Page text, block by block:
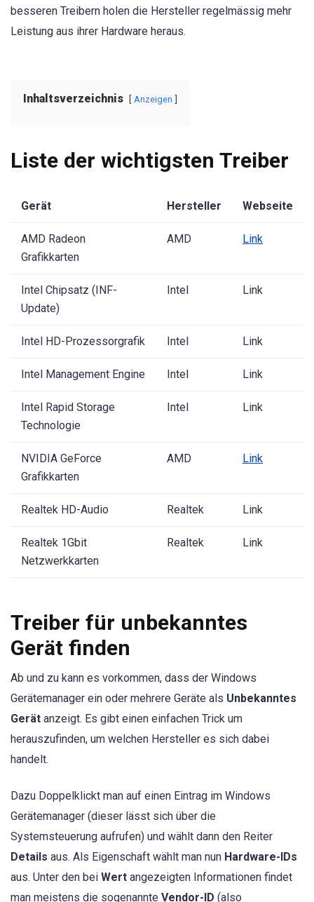
besseren Treibern holen die Hersteller regelmässig mehr
Leistung aus ihrer Hardware heraus.
Inhaltsverzeichnis Anzeigen
Liste der wichtigsten Treiber
Gerät Hersteller Webseite
AMD Radeon
Grafikkarten
AMD Link
Intel Chipsatz (INF-
Update)
Intel Link
Intel HD-Prozessorgrafik Intel Link
Intel Management Engine Intel Link
Intel Rapid Storage
Technologie
Intel Link
NVIDIA GeForce
Grafikkarten
AMD Link
Realtek HD-Audio Realtek Link
Realtek 1Gbit
Netzwerkkarten
Realtek Link
Treiber für unbekanntes
Gerät finden
Ab und zu kann es vorkommen, dass der Windows
Gerätemanager ein oder mehrere Geräte als Unbekanntes
Gerät anzeigt. Es gibt einen einfachen Trick um
herauszufinden, um welchen Hersteller es sich dabei
handelt.
Dazu Doppelklickt man auf einen Eintrag im Windows
Gerätemanager (dieser lässt sich über die
Systemsteuerung aufrufen) und wählt dann den Reiter
Details aus. Als Eigenschaft wählt man nun Hardware-IDs
aus. Unter den bei Wert angezeigten Informationen findet
man meistens die sogenannte Vendor-ID (also